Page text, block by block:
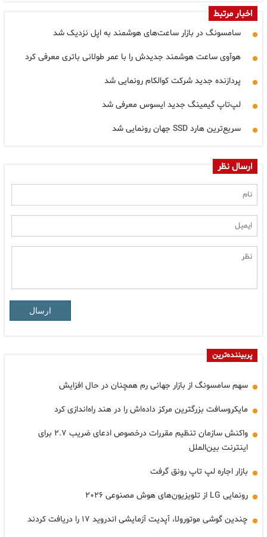
اخبار مرتبط
سامسونگ در بازار ساعت‌های هوشمند به اپل نزدیک شد
هوآوی ساعت هوشمند جدیدش را با عمر طولانی باتری معرفی کرد
پردازنده جدید شرکت کوالکام رونمایی شد
لپ‌تاپ گیمینگ جدید ایسوس معرفی شد
سریع‌ترین هارد SSD جهان رونمایی شد
ارسال نظر
ارسال
پربیننده‌ترین
سهم سامسونگ از بازار جهانی رم همچنان در حال افزایش
مایکروسافت بزرگترین مرکز داده‌اش را در هند راه‌اندازی کرد
واکنش سازمان تنظیم مقررات درخصوص ادعای ضریب ۲.۷ برای
اینترنت بین‌الملل
بازار اجاره لپ تاپ رونق گرفت
رونمایی LG از تلویزیون‌های هوش مصنوعی ۲۰۲۶
چندین گوشی موتورولا، آپدیت آزمایشی اندروید ۱۷ را دریافت کردند